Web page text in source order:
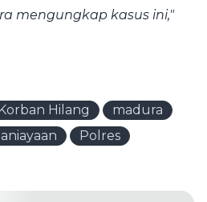
mengungkap kasus ini,"
Hilang
madura
Polres